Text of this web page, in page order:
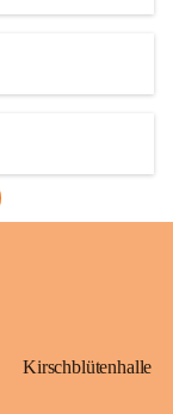
Kirschblütenhalle